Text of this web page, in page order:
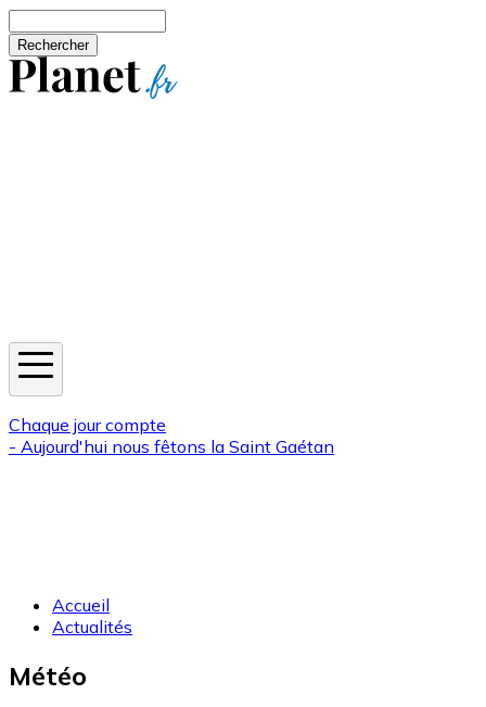
Chaque jour compte
- Aujourd'hui nous fêtons la Saint Gaétan
Accueil
Actualités
Météo